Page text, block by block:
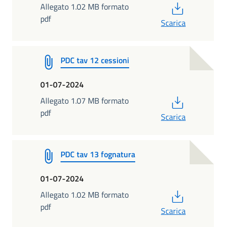
Allegato 1.02 MB formato
pdf
Scarica
PDC tav 12 cessioni
01-07-2024
Allegato 1.07 MB formato
pdf
Scarica
PDC tav 13 fognatura
01-07-2024
Allegato 1.02 MB formato
pdf
Scarica